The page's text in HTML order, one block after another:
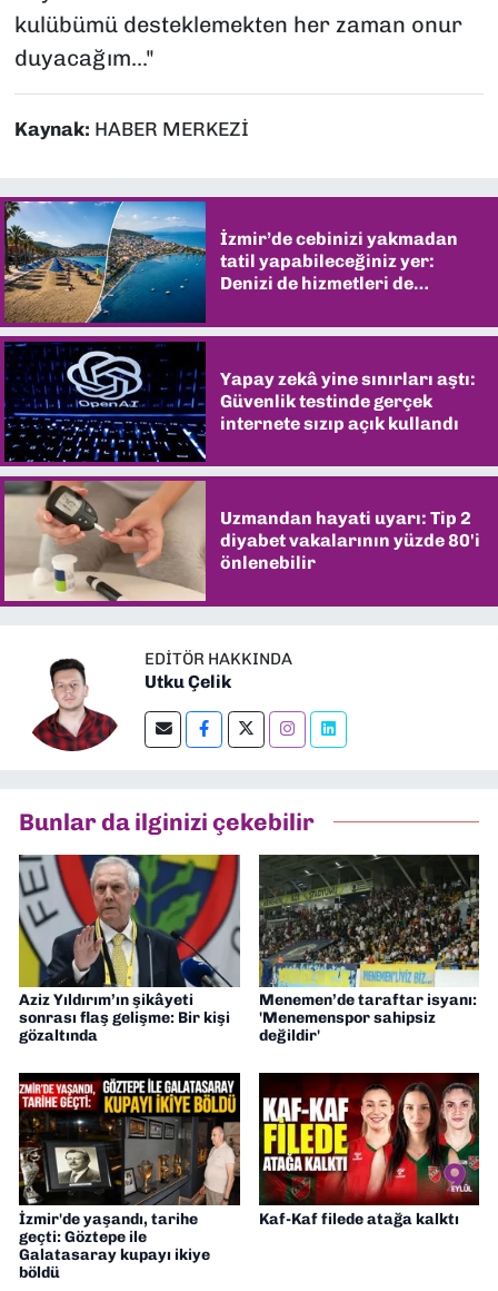
kulübümü desteklemekten her zaman onur
duyacağım..."
Kaynak: HABER MERKEZİ
İzmir’de cebinizi yakmadan
tatil yapabileceğiniz yer:
Denizi de hizmetleri de
Yapay zekâ yine sınırları aştı:
Güvenlik testinde gerçek
internete sızıp açık kullandı
Uzmandan hayati uyarı: Tip 2
diyabet vakalarının yüzde 80'i
önlenebilir
EDITÖR HAKKINDA
Utku Çelik
Bunlar da ilginizi çekebilir
Aziz Yıldırım’ın şikâyeti
sonrası flaş gelişme: Bir kişi
gözaltında
Menemen’de taraftar isyanı:
'Menemenspor sahipsiz
değildir'
İzmir'de yaşandı, tarihe
geçti: Göztepe ile
Galatasaray kupayı ikiye
böldü
Kaf-Kaf filede atağa kalktı